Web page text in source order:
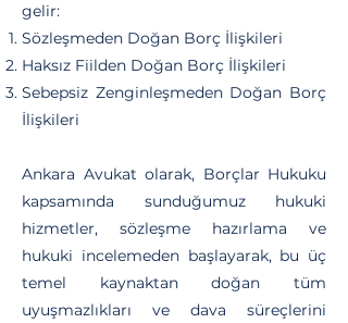
gelir:
Sözleşmeden Doğan Borç İlişkileri
Haksız Fiilden Doğan Borç İlişkileri
Sebepsiz Zenginleşmeden Doğan Borç
İlişkileri
Ankara Avukat olarak, Borçlar Hukuku
kapsamında sunduğumuz hukuki
hizmetler, sözleşme hazırlama ve
hukuki incelemeden başlayarak, bu üç
temel kaynaktan doğan tüm
uyuşmazlıkları ve dava süreçlerini